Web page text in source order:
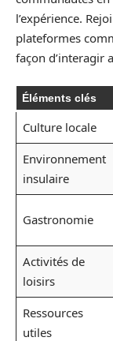
l’expérience.
plateformes
façon d’interagir
Éléments clés
Culture locale
Environnement
insulaire
Gastronomie
Activités de
loisirs
Ressources
utiles